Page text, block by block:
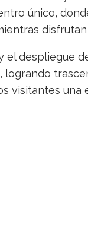
único,
el despliegue
logrando
visitantes una